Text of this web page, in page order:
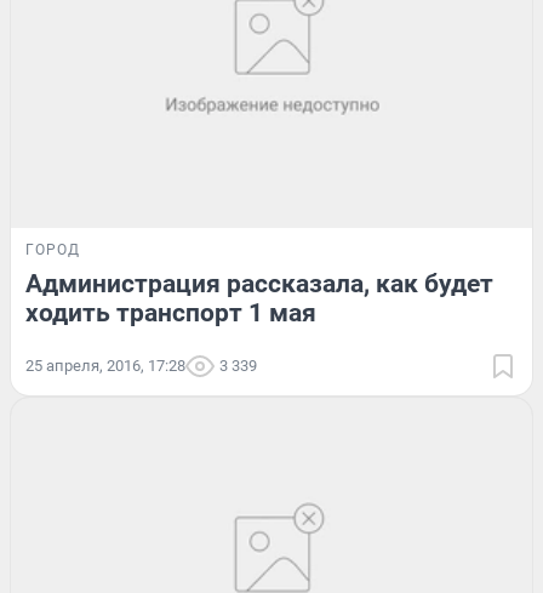
ГОРОД
Администрация рассказала, как будет
ходить транспорт 1 мая
25 апреля, 2016, 17:28 3 339